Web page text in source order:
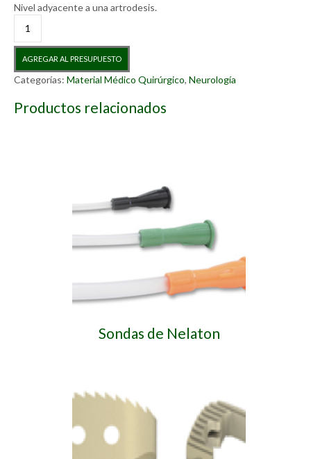
Nivel adyacente a una artrodesis.
Interespinoso
cantidad
AGREGAR AL PRESUPUESTO
Categorías: Material Médico Quirúrgico, Neurología
Productos relacionados
Sondas de Nelaton